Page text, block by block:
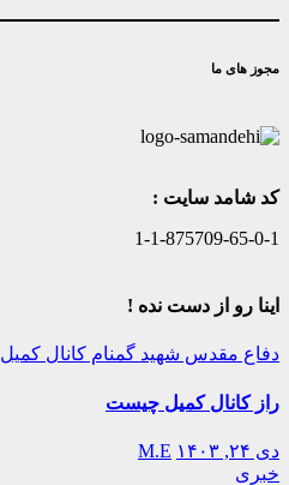
مجوز های ما
کد شامد سایت :
1-1-875709-65-0-1
اینا رو از دست نده !
دفاع مقدس شهید گمنام کانال کمیل
راز کانال کمیل چیست
دی ۲۴, ۱۴۰۳
M.E
خبری